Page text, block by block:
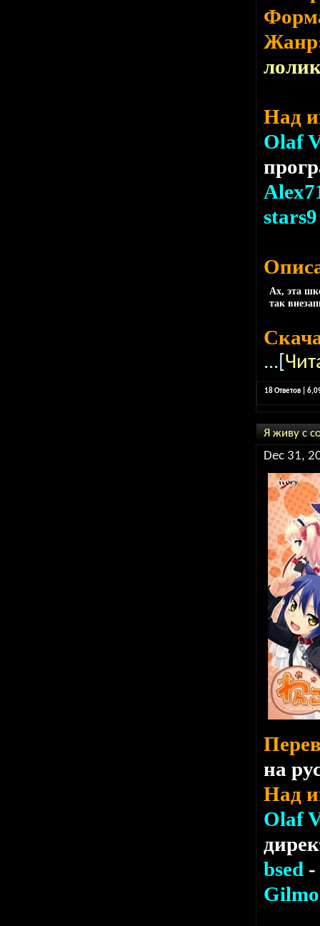
Жанр
Над
Olaf
stars9
Ах, эта
так
...[
18 Ответов |
Я живу с
Dec 31,
на
Над
Olaf
bsed -